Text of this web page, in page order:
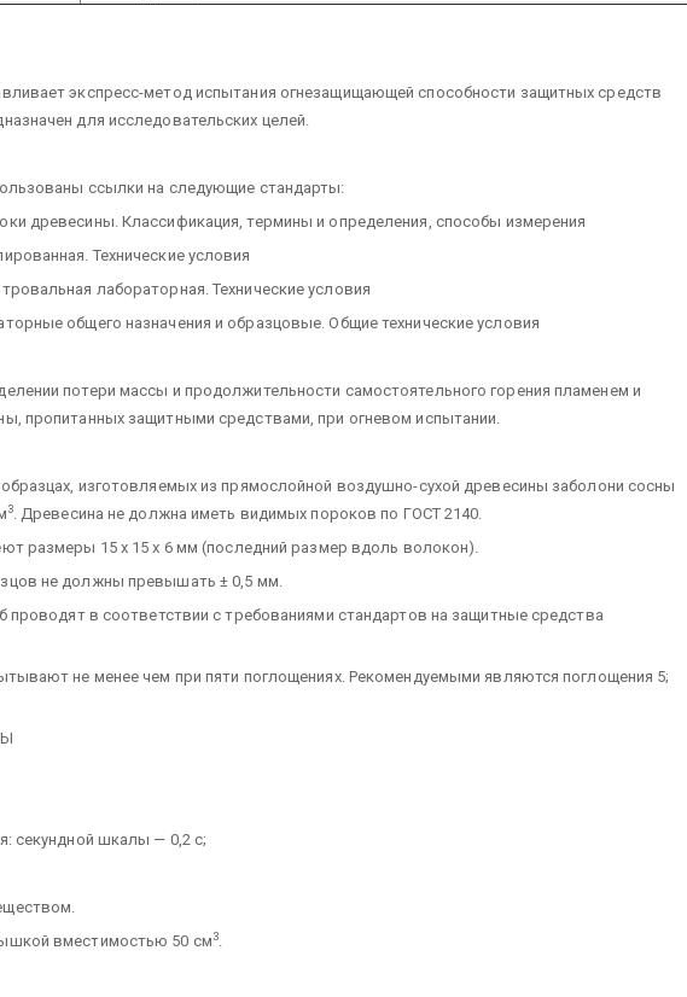
экспресс-метод испытания огнезащищающей способности защитных средств
для исследовательских целей.
ссылки на следующие стандарты:
древесины. Классификация, термины и определения, способы измерения
Технические условия
лабораторная. Технические условия
общего назначения и образцовые. Общие технические условия
потери массы и продолжительности самостоятельного горения пламенем и
пропитанных защитными средствами, при огневом испытании.
изготовляемых из прямослойной воздушно-сухой древесины заболони сосны
3. Древесина не должна иметь видимых пороков по ГОСТ 2140.
размеры 15 х 15 х 6 мм (последний размер вдоль волокон).
не должны превышать ± 0,5 мм.
проводят в соответствии с требованиями стандартов на защитные средства
не менее чем при пяти поглощениях. Рекомендуемыми являются поглощения 5;
секундной шкалы — 0,2 с;
вместимостью 50 см3.